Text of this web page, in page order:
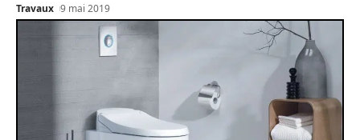
Travaux 9 mai 2019